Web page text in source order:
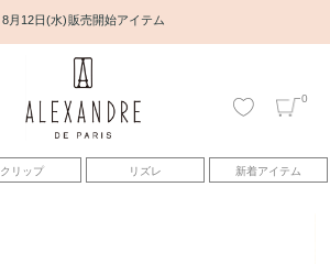
8月12日(水) 販売開始アイテム
0
クリップ リズレ 新着アイテム